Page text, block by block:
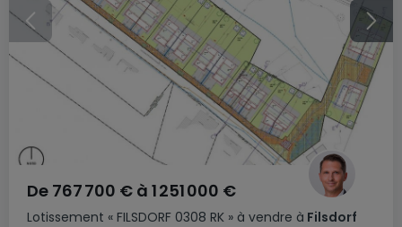
Lotissement « FILSDORF 0308 RK » à vendre à Filsdorf
De 767 700 € à 1 251 000 €